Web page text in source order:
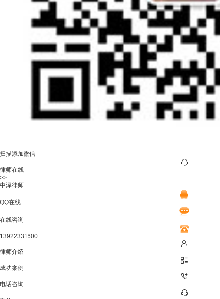
扫描添加微信
律师在线
>>
中泽律师
QQ在线
在线咨询
13922331600
律师介绍
成功案例
电话咨询